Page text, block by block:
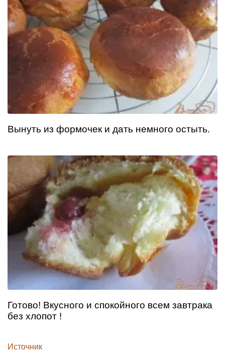
Вынуть из формочек и дать немного остыть.
Готово! Вкусного и спокойного всем завтрака
без хлопот !
Источник